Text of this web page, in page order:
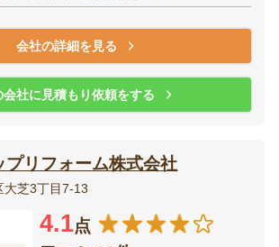
会社の詳細を見る
会社に見積もり依頼をする
プリフォーム株式会社
大芝3丁目7-13
4.1点